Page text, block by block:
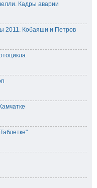
Кадры аварии
2011. Кобаяши и Петров